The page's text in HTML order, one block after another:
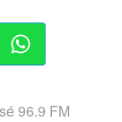
96.9 FM